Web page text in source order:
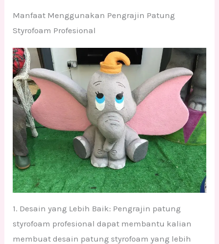
Manfaat Menggunakan Pengrajin Patung
Styrofoam Profesional
1. Desain yang Lebih Baik: Pengrajin patung
styrofoam profesional dapat membantu kalian
membuat desain patung styrofoam yang lebih